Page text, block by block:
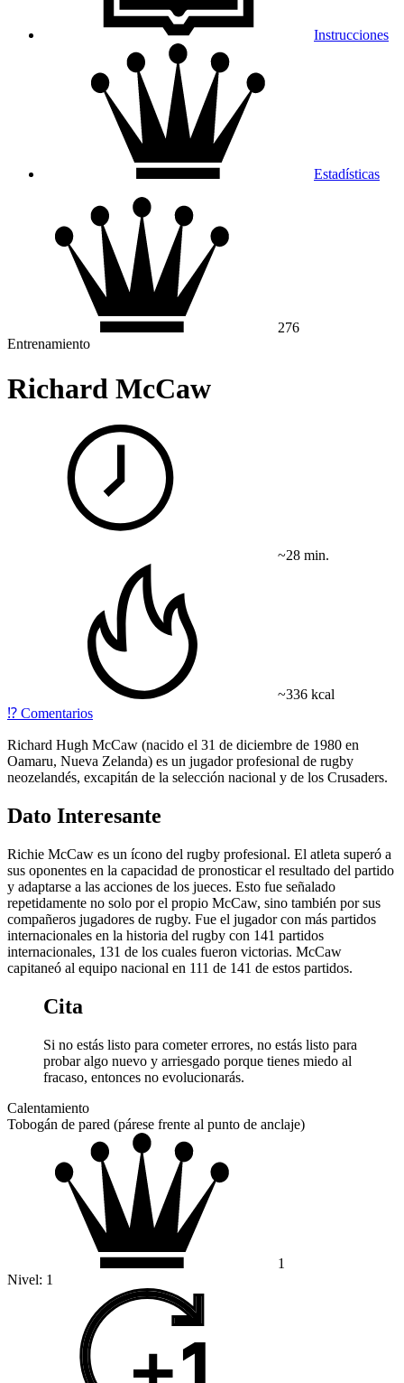
Instrucciones
Estadísticas
276
Entrenamiento
Richard McCaw
~28 min.
~336 kcal
⁉️ Comentarios
Richard Hugh McCaw (nacido el 31 de diciembre de 1980 en
Oamaru, Nueva Zelanda) es un jugador profesional de rugby
neozelandés, excapitán de la selección nacional y de los Crusaders.
Dato Interesante
Richie McCaw es un ícono del rugby profesional. El atleta superó a
sus oponentes en la capacidad de pronosticar el resultado del partido
y adaptarse a las acciones de los jueces. Esto fue señalado
repetidamente no solo por el propio McCaw, sino también por sus
compañeros jugadores de rugby. Fue el jugador con más partidos
internacionales en la historia del rugby con 141 partidos
internacionales, 131 de los cuales fueron victorias. McCaw
capitaneó al equipo nacional en 111 de 141 de estos partidos.
Cita
Si no estás listo para cometer errores, no estás listo para
probar algo nuevo y arriesgado porque tienes miedo al
fracaso, entonces no evolucionarás.
Calentamiento
Tobogán de pared (párese frente al punto de anclaje)
1
Nivel: 1